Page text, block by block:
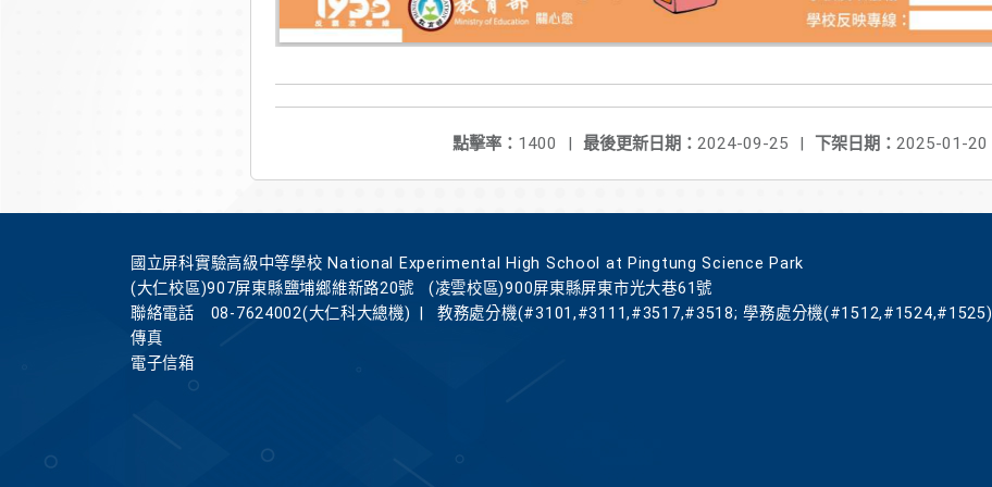
下架日期： 2025-01-20
最後更新日期： 2024-09-25 |
點擊率： 1400 |
國立屏科實驗高級中等學校 National Experimental High School at Pingtung Science Park
(大仁校區)907屏東縣鹽埔鄉維新路20號
(凌雲校區)900屏東縣屏東市光大巷61號
聯絡電話
08-7624002(大仁科大總機)
教務處分機(#3101,#3111,#3517,#3518; 學務處分機(#1512,#1524,#1525)
傳真
電子信箱